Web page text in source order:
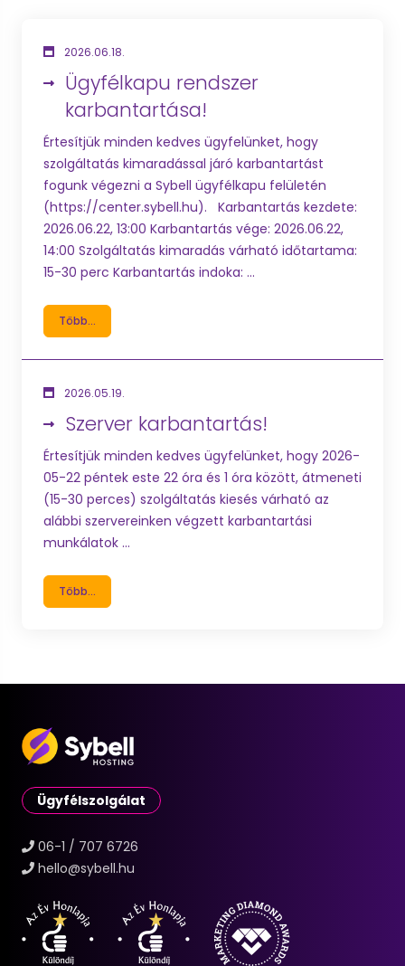
2026.06.18.
Ügyfélkapu rendszer
karbantartása!
Értesítjük minden kedves ügyfelünket, hogy
szolgáltatás kimaradással járó karbantartást
fogunk végezni a Sybell ügyfélkapu felületén
(https://center.sybell.hu). Karbantartás kezdete:
2026.06.22, 13:00 Karbantartás vége: 2026.06.22,
14:00 Szolgáltatás kimaradás várható időtartama:
15-30 perc Karbantartás indoka: ...
Több...
2026.05.19.
Szerver karbantartás!
Értesítjük minden kedves ügyfelünket, hogy 2026-
05-22 péntek este 22 óra és 1 óra között, átmeneti
(15-30 perces) szolgáltatás kiesés várható az
alábbi szervereinken végzett karbantartási
munkálatok ...
Több...
Ügyfélszolgálat
06-1 / 707 6726
hello@sybell.hu